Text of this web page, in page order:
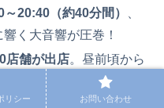
20:40（約40分間）
く大音響が圧巻！
店舗が出店。昼前頃から
う！
リシー お問い合わせ